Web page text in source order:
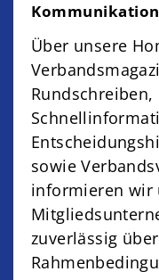
Kommunikation
Über unsere
sowie
informieren wir
zuverlässig